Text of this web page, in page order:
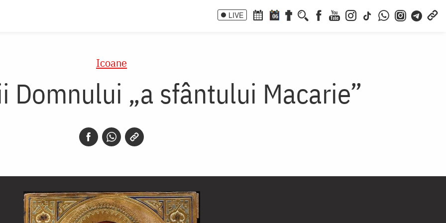
LIVE 06
Icoane
Domnului „a sfântului Macarie”